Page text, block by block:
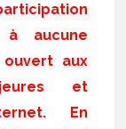
aucune
aux
et
En